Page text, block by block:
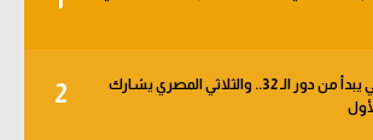
2
خبر في الجول - الأهلي يبدأ من دور الـ 32.. والثلاثي المصري يشارك